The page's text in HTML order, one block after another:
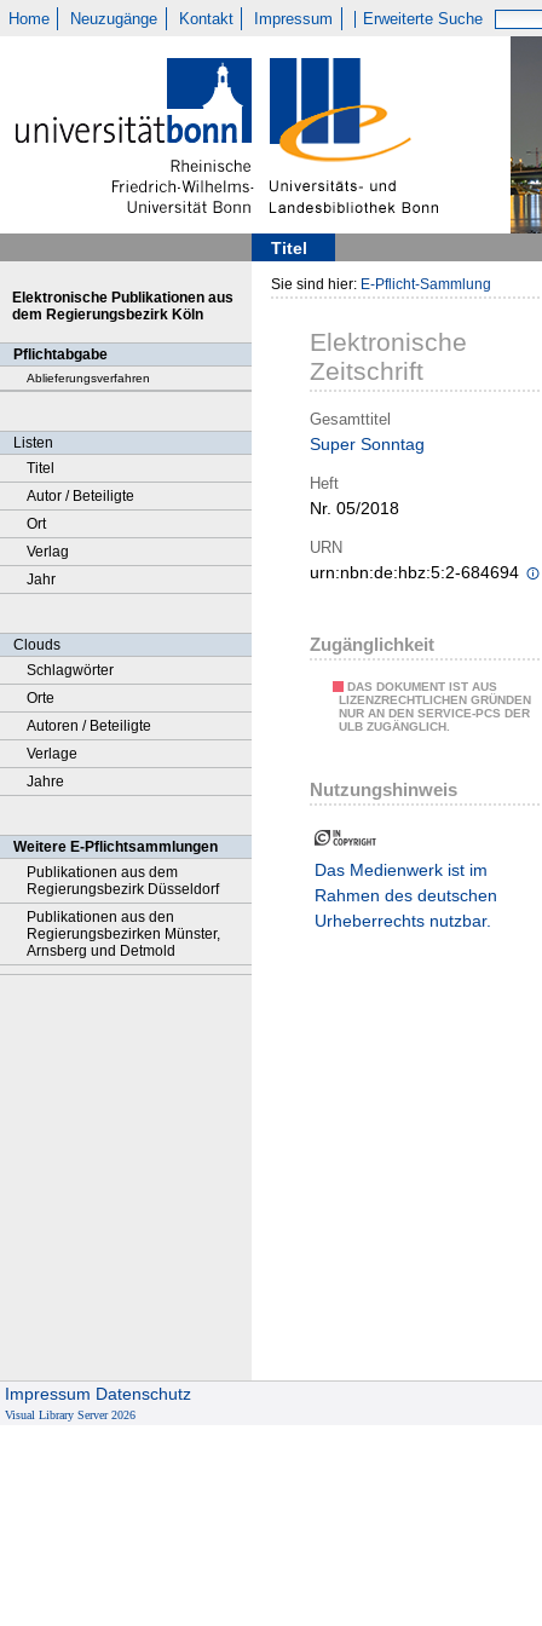
Home Neuzugänge Kontakt Impressum Erweiterte Suche
Titel
Elektronische Publikationen aus
dem Regierungsbezirk Köln
Pflichtabgabe
Ablieferungsverfahren
Listen
Titel
Autor / Beteiligte
Ort
Verlag
Jahr
Clouds
Schlagwörter
Orte
Autoren / Beteiligte
Verlage
Jahre
Weitere E-Pflichtsammlungen
Publikationen aus dem
Regierungsbezirk Düsseldorf
Publikationen aus den
Regierungsbezirken Münster,
Arnsberg und Detmold
Sie sind hier: E-Pflicht-Sammlung
Elektronische
Zeitschrift
Gesamttitel
Super Sonntag
Heft
Nr. 05/2018
URN
urn:nbn:de:hbz:5:2-684694
Zugänglichkeit
DAS DOKUMENT IST AUS
LIZENZRECHTLICHEN GRÜNDEN
NUR AN DEN SERVICE-PCS DER
ULB ZUGÄNGLICH.
Nutzungshinweis
Das Medienwerk ist im
Rahmen des deutschen
Urheberrechts nutzbar.
Impressum Datenschutz
Visual Library Server 2026